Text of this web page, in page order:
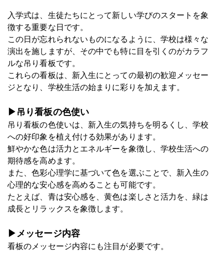
入学式は、生徒たちにとって新しい学びのスタートを象
徴する重要な日です。
この日が忘れられないものになるように、学校は様々な
演出を施しますが、その中でも特に目を引くのがカラフ
ルな吊り看板です。
これらの看板は、新入生にとっての最初の歓迎メッセー
ジとなり、学校生活の始まりに彩りを加えます。
▶吊り看板の色使い
吊り看板の色使いは、新入生の気持ちを明るくし、学校
への好印象を植え付ける効果があります。
鮮やかな色は活力とエネルギーを象徴し、学校生活への
期待感を高めます。
また、色彩心理学に基づいて色を選ぶことで、新入生の
心理的な安心感を高めることも可能です。
たとえば、青は安心感を、黄色は楽しさと活力を、緑は
成長とリラックスを象徴します。
▶メッセージ内容
看板のメッセージ内容にも注目が必要です。